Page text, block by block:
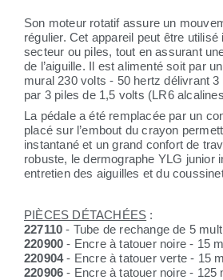
Son moteur rotatif assure un
régulier. Cet appareil peut être
secteur ou piles, tout en assurant
de l’aiguille. Il est alimenté soit par
mural 230 volts - 50 hertz délivrant
par 3 piles de 1,5 volts (LR6
La pédale a été remplacée par un
placé sur l’embout du crayon
instantané et un grand confort de
robuste, le dermographe YLG junior
entretien des aiguilles et du
PIÈCES DÉTACHÉES :
227110- Tube de rechange de 5
220900 - Encre à tatouer noire - 15
220904- Encre à tatouer verte - 15
220906 - Encre à tatouer noire - 125